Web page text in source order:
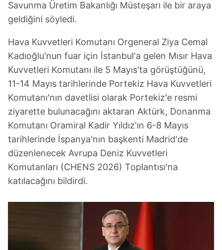
Savunma Üretim Bakanlığı Müsteşarı ile bir araya
geldiğini söyledi.
Hava Kuvvetleri Komutanı Orgeneral Ziya Cemal
Kadıoğlu'nun fuar için İstanbul'a gelen Mısır Hava
Kuvvetleri Komutanı ile 5 Mayıs'ta görüştüğünü,
11-14 Mayıs tarihlerinde Portekiz Hava Kuvvetleri
Komutanı'nın davetlisi olarak Portekiz'e resmi
ziyarette bulunacağını aktaran Aktürk, Donanma
Komutanı Oramiral Kadir Yıldız'ın 6-8 Mayıs
tarihlerinde İspanya'nın başkenti Madrid'de
düzenlenecek Avrupa Deniz Kuvvetleri
Komutanları (CHENS 2026) Toplantısı'na
katılacağını bildirdi.